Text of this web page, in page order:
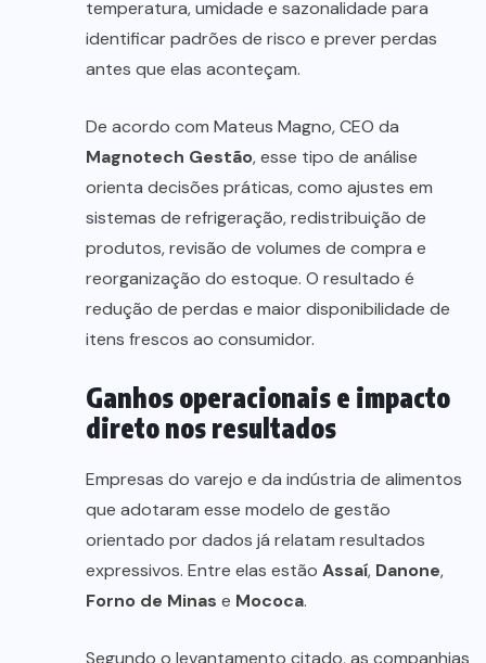
temperatura, umidade e sazonalidade para
identificar padrões de risco e prever perdas
antes que elas aconteçam.
De acordo com Mateus Magno, CEO da
Magnotech Gestão, esse tipo de análise
orienta decisões práticas, como ajustes em
sistemas de refrigeração, redistribuição de
produtos, revisão de volumes de compra e
reorganização do estoque. O resultado é
redução de perdas e maior disponibilidade de
itens frescos ao consumidor.
Ganhos operacionais e impacto
direto nos resultados
Empresas do varejo e da indústria de alimentos
que adotaram esse modelo de gestão
orientado por dados já relatam resultados
expressivos. Entre elas estão Assaí, Danone,
Forno de Minas e Mococa.
Segundo o levantamento citado, as companhias